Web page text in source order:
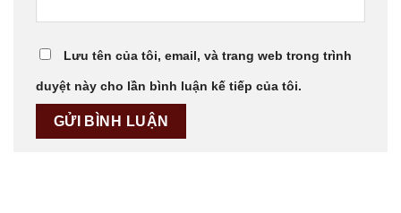
Lưu tên của tôi, email, và trang web trong trình
duyệt này cho lần bình luận kế tiếp của tôi.